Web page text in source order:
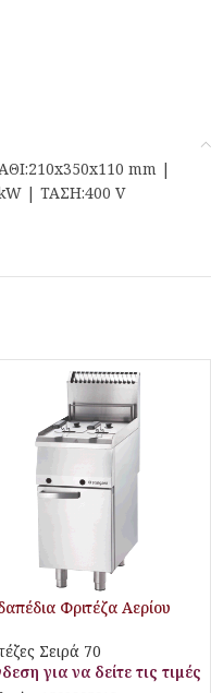
mm |
| ΤΑΣΗ:400 V
Φριτέζα Αερίου
Σειρά 70
για να δείτε τις τιμές